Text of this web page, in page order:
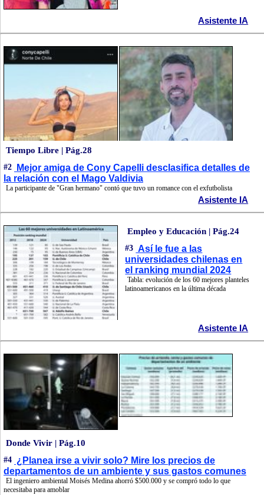
Asistente IA
Tiempo Libre | Pág.28
#2
Mejor amiga de Cony Capelli desclasifica detalles de
la relación con el Mago Valdivia
La participante de "Gran hermano" contó que tuvo un romance con el exfutbolista
Asistente IA
Empleo y Educación | Pág.24
#3 Así le fue a las
universidades chilenas en
el ranking mundial 2024
Tabla: evolución de los 60 mejores planteles
latinoamericanos en la última década
Asistente IA
Donde Vivir | Pág.10
#4 ¿Planea irse a vivir solo? Mire los precios de
departamentos de un ambiente y sus gastos comunes
El ingeniero ambiental Moisés Medina ahorró $500.000 y se compró todo lo que
necesitaba para amoblar